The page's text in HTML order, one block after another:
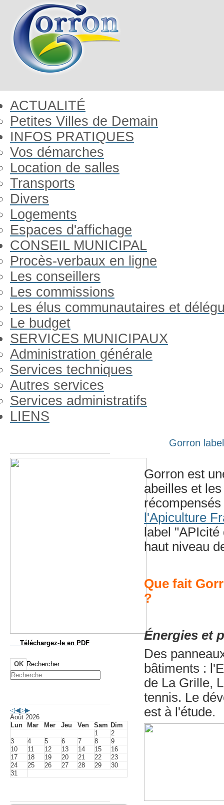
ACTUALITÉ
Petites Villes de Demain
INFOS PRATIQUES
Vos démarches
Location de salles
Transports
Divers
Logements
Espaces d'affichage
CONSEIL MUNICIPAL
Procès-verbaux en ligne
Les conseillers
Les commissions
Les élus communautaires et
Le budget
SERVICES MUNICIPAUX
Administration générale
Services techniques
Autres services
Services administratifs
LIENS
Téléchargez-le en PDF
OK Rechercher
Août 2026
Lun
Mar Mer Jeu Ven Sam Dim
1
2
3
4 5 6 7 8
9
10
11 12 13 14 15
16
17
18 19 20 21 22
23
24
25 26 27 28 29
30
31
Gorron
Gorron est
abeilles et
l'Apiculture
label
haut niveau
Que fait
?
Énergies et
Des
bâtiments :
de La Grille,
tennis. Le
est à l'étude.